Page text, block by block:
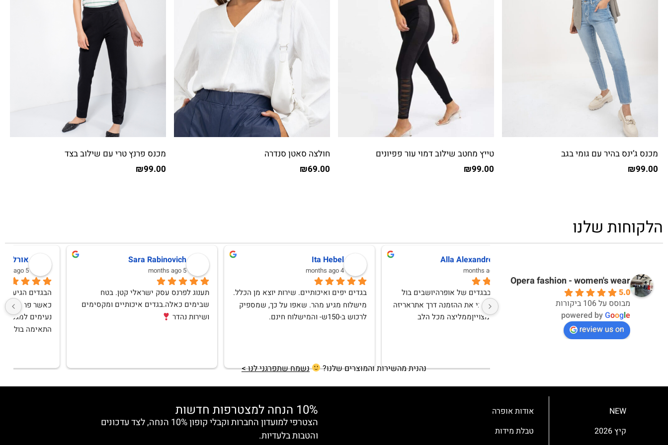
מכנס ג’ינס בהיר עם גומי בגב
₪99.00
טייץ מחטב שילוב דמוי עור פפיונים
₪99.00
חולצה סאטן סנדרה
₪69.00
מכנס פרנץ טרי עם שילוב בצד
₪99.00
הלקוחות שלנו
Opera fashion - women's wear
5.0
מבוסס על 106 ביקורות
powered byGoogle
review us on
אחלה חוויית קנייה ואחלה מוצרים
אילנה וגמן
שירות מעולה, בגדים באיכות מצויינת ! מאד
אהבתי וללא ספק אחזור לרכוש
לימור אפרת
שרות מדהים ,תודה
נהנית מהשירות והמוצרים שלנו? נשמח שתפרגני לנו >
NEW
קיץ 2026
אודות אופרה
טבלת מידות
10% הנחה למצטרפות חדשות
הצטרפי למועדון החברות וקבלי קופון 10% הנחה, לצד עדכונים
והטבות בלעדיות.